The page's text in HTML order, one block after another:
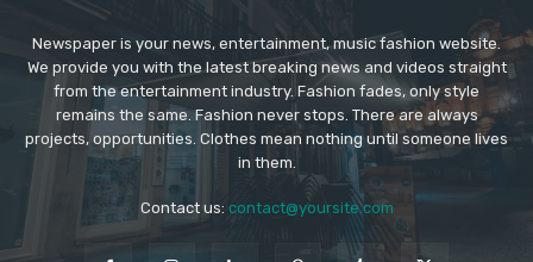
Newspaper is your news, entertainment, music fashion website.
We provide you with the latest breaking news and videos straight
from the entertainment industry. Fashion fades, only style
remains the same. Fashion never stops. There are always
projects, opportunities. Clothes mean nothing until someone lives
in them.
Contact us: contact@yoursite.com